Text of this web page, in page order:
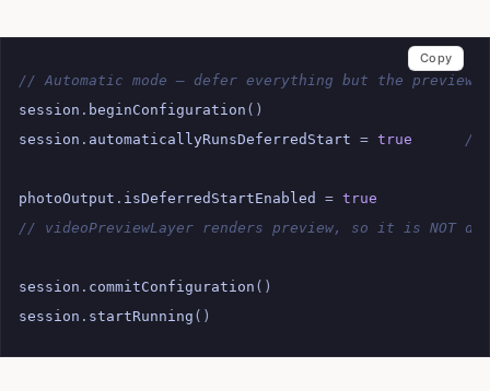
// Automatic mode — defer everything but the preview
session . beginConfiguration ()
session . automaticallyRunsDeferredStart = true //
photoOutput . isDeferredStartEnabled = true
// videoPreviewLayer renders preview, so it is NOT
session . commitConfiguration ()
session . startRunning ()
Copy